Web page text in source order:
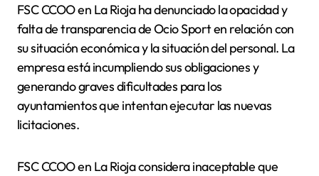
FSC CCOO en La Rioja ha denunciado la opacidad y
falta de transparencia de Ocio Sport en relación con
su situación económica y la situación del personal. La
empresa está incumpliendo sus obligaciones y
generando graves dificultades para los
ayuntamientos que intentan ejecutar las nuevas
licitaciones.
FSC CCOO en La Rioja considera inaceptable que